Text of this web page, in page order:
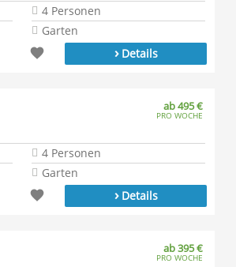
4 Personen
Garten
›Details
ab 495 €
PRO WOCHE
4 Personen
Garten
›Details
ab 395 €
PRO WOCHE